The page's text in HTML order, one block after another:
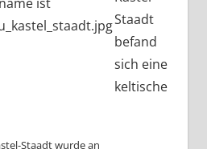
Staadt wurde an
Staadt
befand
sich eine
keltische